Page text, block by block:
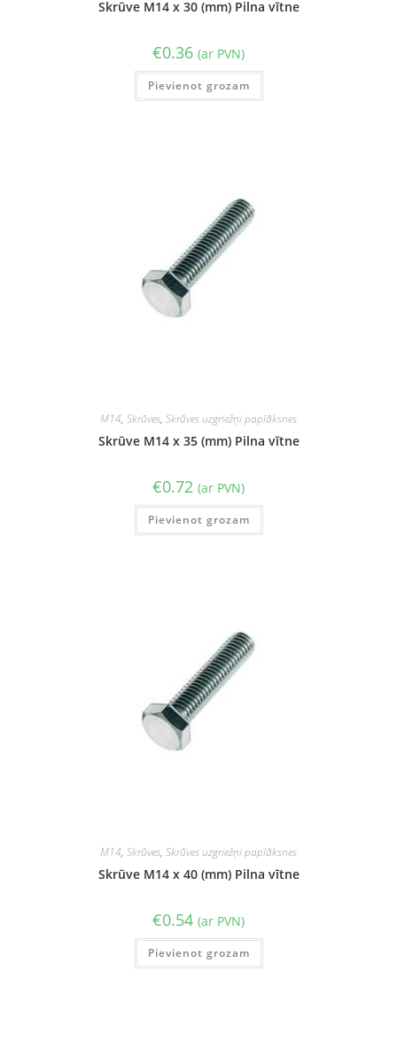
Skrūve M14 x 30 (mm) Pilna vītne
€0.36 (ar PVN)
Pievienot grozam
M14, Skrūves, Skrūves uzgriežņi paplāksnes
Skrūve M14 x 35 (mm) Pilna vītne
€0.72 (ar PVN)
Pievienot grozam
M14, Skrūves, Skrūves uzgriežņi paplāksnes
Skrūve M14 x 40 (mm) Pilna vītne
€0.54 (ar PVN)
Pievienot grozam